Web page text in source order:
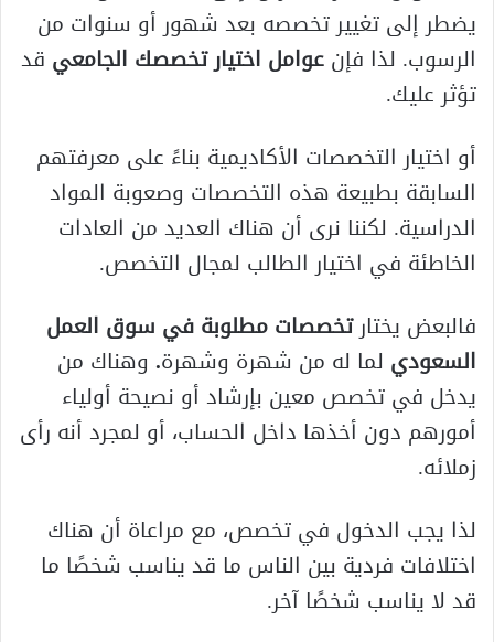
يضطر إلى تغيير تخصصه بعد شهور أو سنوات من
الرسوب. لذا فإنعوامل اختيار تخصصك الجامعي قد
تؤثر عليك.
أو اختيار التخصصات الأكاديمية بناءً على معرفتهم
السابقة بطبيعة هذه التخصصات وصعوبة المواد
الدراسية. لكننا نرى أن هناك العديد من العادات
الخاطئة في اختيار الطالب لمجال التخصص.
فالبعض يختارتخصصات مطلوبة في سوق العمل
السعودي لما له من شهرة وشهرة. وهناك من
يدخل في تخصص معين بإرشاد أو نصيحة أولياء
أمورهم دون أخذها داخل الحساب، أو لمجرد أنه رأى
زملائه.
لذا يجب الدخول في تخصص، مع مراعاة أن هناك
اختلافات فردية بين الناس ما قد يناسب شخصًا ما
قد لا يناسب شخصًا آخر.